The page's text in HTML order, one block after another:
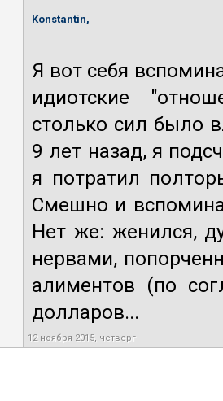
Konstantin,
Я вот себя
идиотские
столько сил было
9 лет назад, я
я потратил
Смешно и
Нет же: женился,
нервами,
алиментов (по
долларов...
12 ноября 2015, четверг